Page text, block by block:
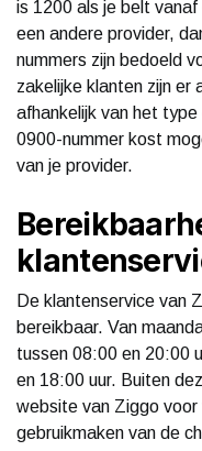
is 1200 als je belt
een andere provider,
nummers zijn bedoeld
zakelijke klanten zijn er
afhankelijk van het
0900-nummer kost
van je provider.
De klantenservice van
bereikbaar. Van
tussen 08:00 en 20:00
en 18:00 uur. Buiten
website van Ziggo
gebruikmaken van de